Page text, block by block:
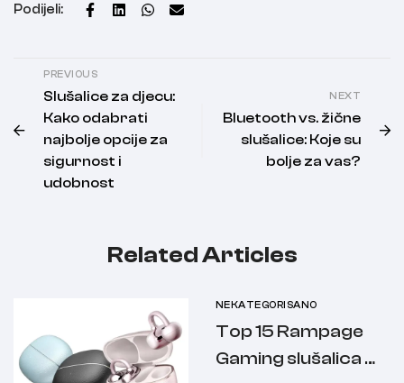
Podijeli:
PREVIOUS
Slušalice za djecu:
Kako odabrati
najbolje opcije za
sigurnost i
udobnost
NEXT
Bluetooth vs. žične
slušalice: Koje su
bolje za vas?
Related Articles
NEKATEGORISANO
Top 15 Rampage
Gaming slušalica –